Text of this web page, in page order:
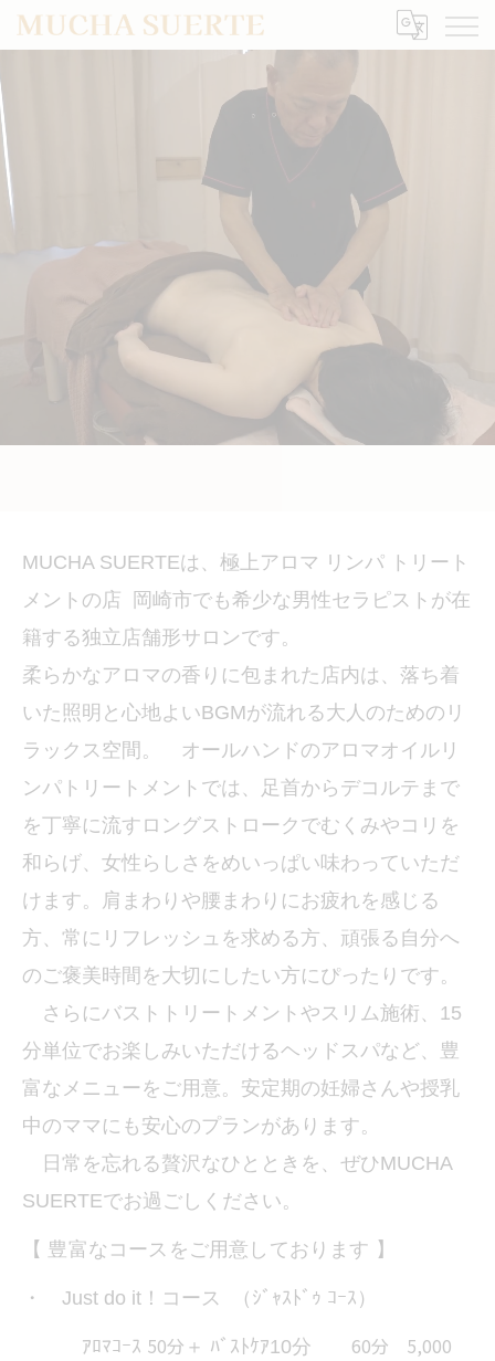
MUCHA SUERTEは、極上アロマ リンパ トリート
メントの店 岡崎市でも希少な男性セラピストが在
籍する独立店舗形サロンです。
柔らかなアロマの香りに包まれた店内は、落ち着
いた照明と心地よいBGMが流れる大人のためのリ
ラックス空間。 オールハンドのアロマオイルリ
ンパトリートメントでは、足首からデコルテまで
を丁寧に流すロングストロークでむくみやコリを
和らげ、女性らしさをめいっぱい味わっていただ
けます。肩まわりや腰まわりにお疲れを感じる
方、常にリフレッシュを求める方、頑張る自分へ
のご褒美時間を大切にしたい方にぴったりです。
さらにバストトリートメントやスリム施術、15
分単位でお楽しみいただけるヘッドスパなど、豊
富なメニューをご用意。安定期の妊婦さんや授乳
中のママにも安心のプランがあります。
日常を忘れる贅沢なひとときを、ぜひMUCHA
SUERTEでお過ごしください。
【 豊富なコースをご用意しております 】
・ Just do it！コース （ｼﾞｬｽﾄﾞｩ ｺｰｽ）
ｱﾛﾏｺｰｽ 50分 ＋ ﾊﾞｽﾄｹｱ10分 60分 5,000